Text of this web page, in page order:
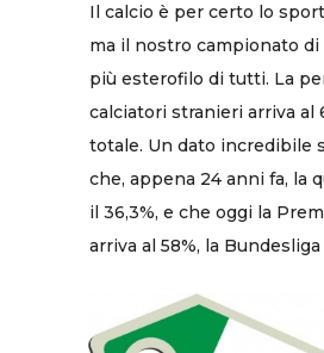
Il calcio è per certo lo
ma il nostro campionato di
più esterofilo di tutti. La
calciatori stranieri arriva al
totale. Un dato incredibile
che, appena 24 anni fa, la
il 36,3%, e che oggi la
arriva al 58%, la Bundesliga